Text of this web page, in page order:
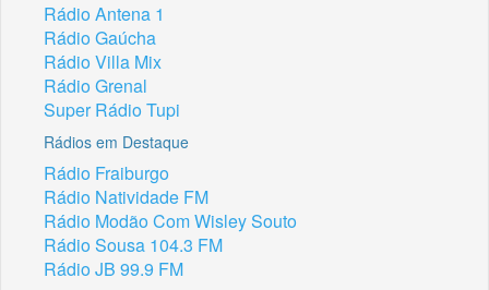
Rádio Antena 1
Rádio Gaúcha
Rádio Villa Mix
Rádio Grenal
Super Rádio Tupi
Rádios em Destaque
Rádio Fraiburgo
Rádio Natividade FM
Rádio Modão Com Wisley Souto
Rádio Sousa 104.3 FM
Rádio JB 99.9 FM